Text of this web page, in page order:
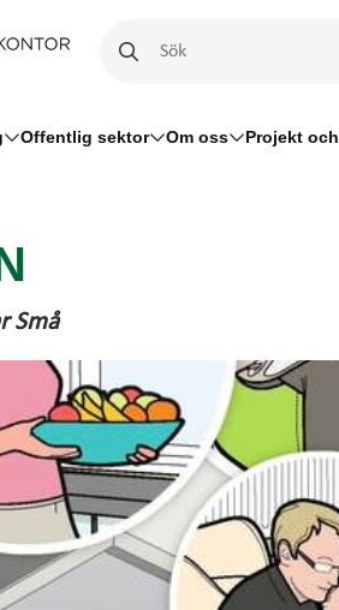
Offentlig sektor Om oss Projekt
Små